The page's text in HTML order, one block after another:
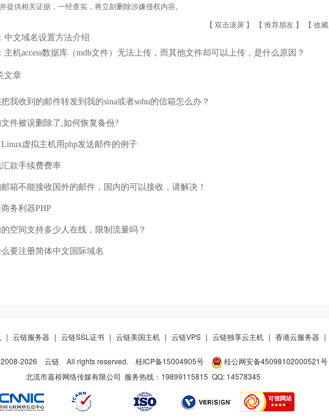
提供相关证据，一经查实，将立刻删除涉嫌侵权内容。
【 双击滚屏 】 【 推荐朋友 】 【 收藏
中文域名设置方法介绍
主机access数据库（mdb文件）无法上传，而其他文件却可以上传，是什么原因？
文章
我收到的邮件转发到我的sina或者sohu的信箱怎么办？
件被误删除了,如何恢复备份?
虚拟主机用php发送邮件的例子
款手续费费率
箱不能接收国外的邮件，国内的可以接收，请解决！
务利器PHP
空间支持多少人在线，限制流量吗？
要注册简体中文国际域名
| 云链服务器 | 云链SSL证书 | 云链美国主机 | 云链VPS | 云链独享云主机 | 香港云服务器 |
2026 云链 All rights reserved. 桂ICP备15004905号
桂公网安备45098102000521号
北流市嘉裕网络传媒有限公司 服务热线：19899115815 QQ: 14578345